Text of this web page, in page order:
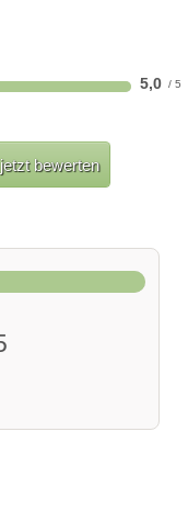
5,0
jetzt bewerten